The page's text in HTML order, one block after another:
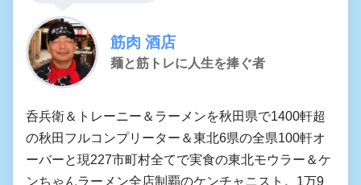
筋肉 酒店
麺と筋トレに人生を捧ぐ者
呑兵衛＆トレーニー＆ラーメンを秋田県で1400軒超
の秋田フルコンプリーター＆東北6県の全県100軒オ
ーバーと現227市町村全てで実食の東北モウラー＆ケ
ンちゃんラーメン全店制覇のケンチャニスト。1万9